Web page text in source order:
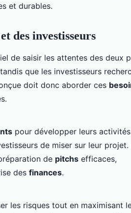
et durables.
des investisseurs
de saisir les attentes des deux
que les investisseurs
doit donc aborder ces
pour développer leurs
de miser sur leur projet.
de pitchs efficaces,
des finances.
les risques tout en maximisant